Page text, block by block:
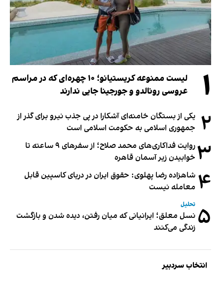
۱
لیست ممنوعه کریستیانو؛ ۱۰ چهره‌ای که در مراسم
عروسی رونالدو و جورجینا جایی ندارند
۲ یکی از بستگان خامنه‌ای آشکارا در پی جذب نیرو برای گذر از
جمهوری اسلامی به حکومت اسلامی است
۳
روایت فداکاری‌های محمد صلاح؛ از سفرهای ۹ ساعته تا
خوابیدن زیر آسمان قاهره
۴ شاهزاده رضا پهلوی: حقوق ایران در دریای کاسپین قابل
معامله نیست
۵ تحلیل
نسل معلق؛ ایرانیانی که میان رفتن، دیده شدن و بازگشت
زندگی می‌کنند
انتخاب سردبیر